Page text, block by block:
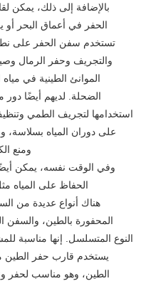
بالإضافة إلى ذلك، يمكن
الحفر في أعماق البحر أو
تستخدم سفن الحفر على
والتجريف وحفر الرمال
الموانئ الطينية في مياه
الضحلة. لديهم أيضًا
استخدامها لتجريف الطمي
على دوران المياه بسلاسة،
ومنع
وفي الوقت نفسه، يمكن
الحفاظ على المياه
هناك أنواع عديدة من
المحفورة بالطين، والسفن
النوع المتسلسل. إنها مناسبة
يستخدم قارب حفر الطين
الطين، وهو مناسب لحفر